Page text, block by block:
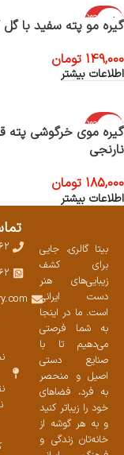
اتمام موجود
ی
گیره مو پته سفید با گل
149,000 تومان
اطلاعات بیشتر
اتمام موجود
ی
گیره موی خرگوشی پته
نارنجی
185,000 تومان
اطلاعات بیشتر
بیتا گالری، جایی
برای کشف
زیبایی‌های هنر
دست ایرانی
است. ما در اینجا
به شما فرصتی
می‌دهیم تا با
صنایع دستی
اصیل و منحصر
به فرد، فضاهای
خود را زیباتر کنید
و به هر گوشه از
خانه‌تان زندگی و